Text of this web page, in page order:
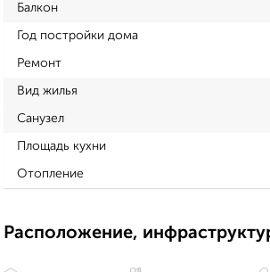
Балкон
Год постройки дома
Ремонт
Вид жилья
Санузел
Площадь кухни
Отопление
Расположение,